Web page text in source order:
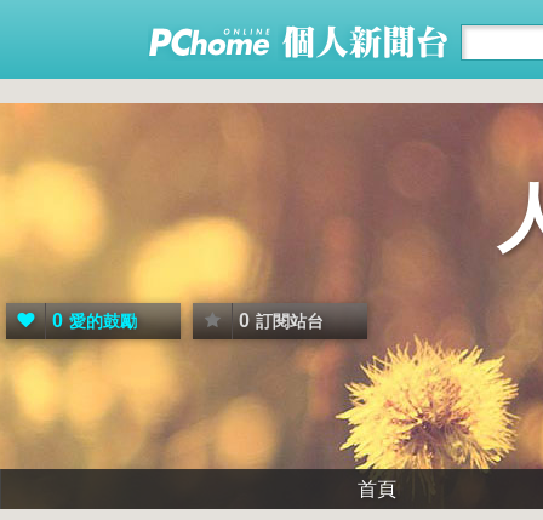
0 愛的鼓勵 0 訂閱站台
首頁